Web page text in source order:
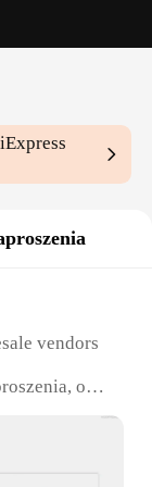
vendors
or
suitable for
gratitude